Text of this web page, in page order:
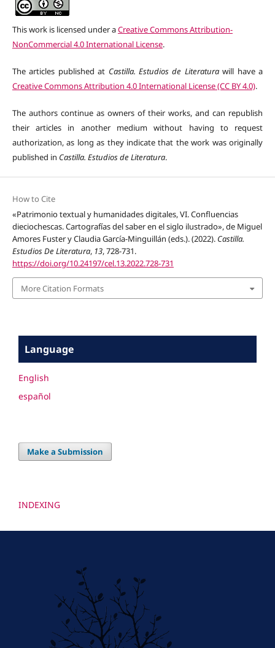
This work is licensed under aCreative Commons Attribution-
NonCommercial 4.0 International License.
The articles published at Castilla. Estudios de Literaturawill have a
Creative Commons Attribution 4.0 International License (CC BY 4.0).
The authors continue as owners of their works, and can republish
their articles in another medium without having to request
authorization, as long as they indicate that the work was originally
published in Castilla. Estudios de Literatura.
How to Cite
«Patrimonio textual y humanidades digitales, VI. Confluencias
dieciochescas. Cartografías del saber en el siglo ilustrado», de Miguel
Amores Fuster y Claudia García-Minguillán (eds.). (2022). Castilla.
Estudios De Literatura, 13, 728-731.
https://doi.org/10.24197/cel.13.2022.728-731
More Citation Formats
Language
English
español
Make a Submission
INDEXING